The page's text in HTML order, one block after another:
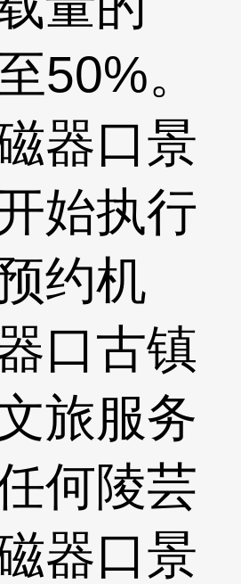
50%。
器口景
始执行
约机
口古镇
旅服务
何陵芸
器口景